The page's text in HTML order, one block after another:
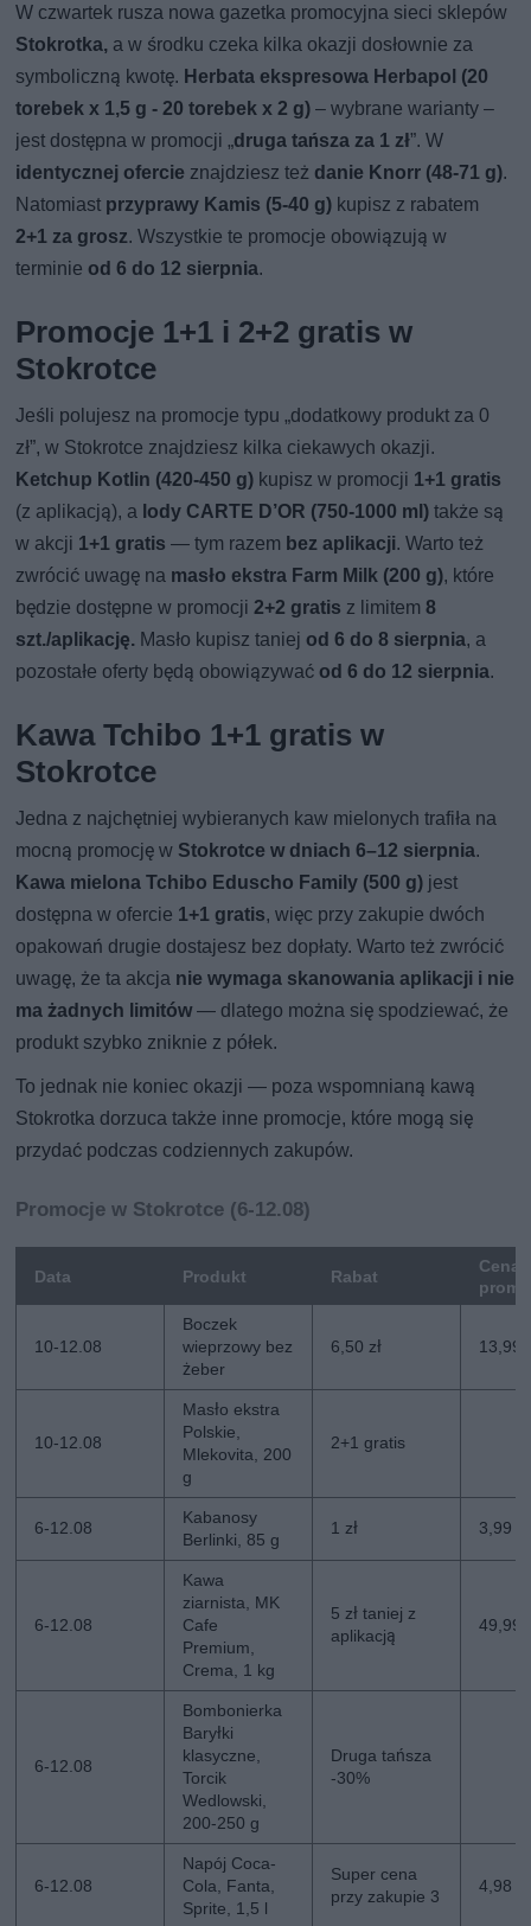
W czwartek rusza nowa gazetka promocyjna sieci sklepów
Stokrotka, a w środku czeka kilka okazji dosłownie za
symboliczną kwotę. Herbata ekspresowa Herbapol (20
torebek x 1,5 g - 20 torebek x 2 g) – wybrane warianty –
jest dostępna w promocji „druga tańsza za 1 zł”. W
identycznej ofercie znajdziesz też danie Knorr (48-71 g).
Natomiast przyprawy Kamis (5-40 g) kupisz z rabatem
2+1 za grosz. Wszystkie te promocje obowiązują w
terminie od 6 do 12 sierpnia.
Promocje 1+1 i 2+2 gratis w
Stokrotce
Jeśli polujesz na promocje typu „dodatkowy produkt za 0
zł”, w Stokrotce znajdziesz kilka ciekawych okazji.
Ketchup Kotlin (420-450 g) kupisz w promocji 1+1 gratis
(z aplikacją), a lody CARTE D’OR (750-1000 ml) także są
w akcji 1+1 gratis — tym razem bez aplikacji. Warto też
zwrócić uwagę na masło ekstra Farm Milk (200 g), które
będzie dostępne w promocji2+2 gratis z limitem8
szt./aplikację. Masło kupisz taniej od 6 do 8 sierpnia, a
pozostałe oferty będą obowiązywać od 6 do 12 sierpnia.
Kawa Tchibo 1+1 gratis w
Stokrotce
Jedna z najchętniej wybieranych kaw mielonych trafiła na
mocną promocję w Stokrotce w dniach 6–12 sierpnia.
Kawa mielona Tchibo Eduscho Family (500 g) jest
dostępna w ofercie 1+1 gratis, więc przy zakupie dwóch
opakowań drugie dostajesz bez dopłaty. Warto też zwrócić
uwagę, że ta akcja nie wymaga skanowania aplikacji i nie
ma żadnych limitów — dlatego można się spodziewać, że
produkt szybko zniknie z półek.
To jednak nie koniec okazji — poza wspomnianą kawą
Stokrotka dorzuca także inne promocje, które mogą się
przydać podczas codziennych zakupów.
Promocje w Stokrotce (6-12.08)
Data Produkt Rabat
Cena
10-12.08
Boczek
wieprzowy bez
żeber
6,50 zł 13,99
10-12.08
Masło ekstra
Polskie,
Mlekovita, 200
g
2+1 gratis
6-12.08
Kabanosy
Berlinki, 85 g
1 zł 3,99
6-12.08
Kawa
ziarnista, MK
Cafe
Premium,
Crema, 1 kg
5 zł taniej z
aplikacją
49,99
6-12.08
Bombonierka
Baryłki
klasyczne,
Torcik
Wedlowski,
200-250 g
Druga tańsza
-30%
6-12.08
Napój Coca-
Cola, Fanta,
Sprite, 1,5 l
Super cena
przy zakupie 3
4,98